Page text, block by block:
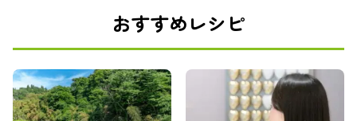
おすすめレシピ